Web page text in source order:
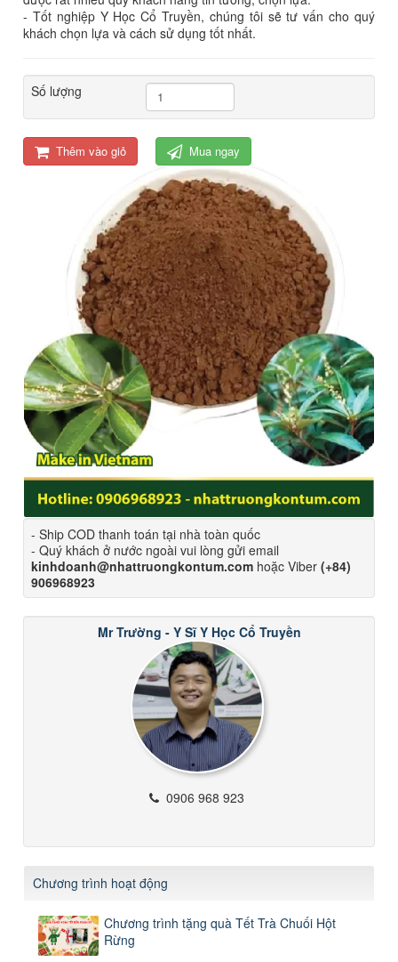
- Tốt nghiệp Y Học Cổ Truyền, chúng tôi sẽ tư vấn cho quý
khách chọn lựa và cách sử dụng tốt nhất.
Số lượng
Thêm vào giỏ Mua ngay
- Ship COD thanh toán tại nhà toàn quốc
- Quý khách ở nước ngoài vui lòng gửi email
kinhdoanh@nhattruongkontum.com hoặc Viber (+84)
906968923
Mr Trường - Y Sĩ Y Học Cổ Truyền
0906 968 923
Chương trình hoạt động
Chương trình tặng quà Tết Trà Chuối Hột
Rừng